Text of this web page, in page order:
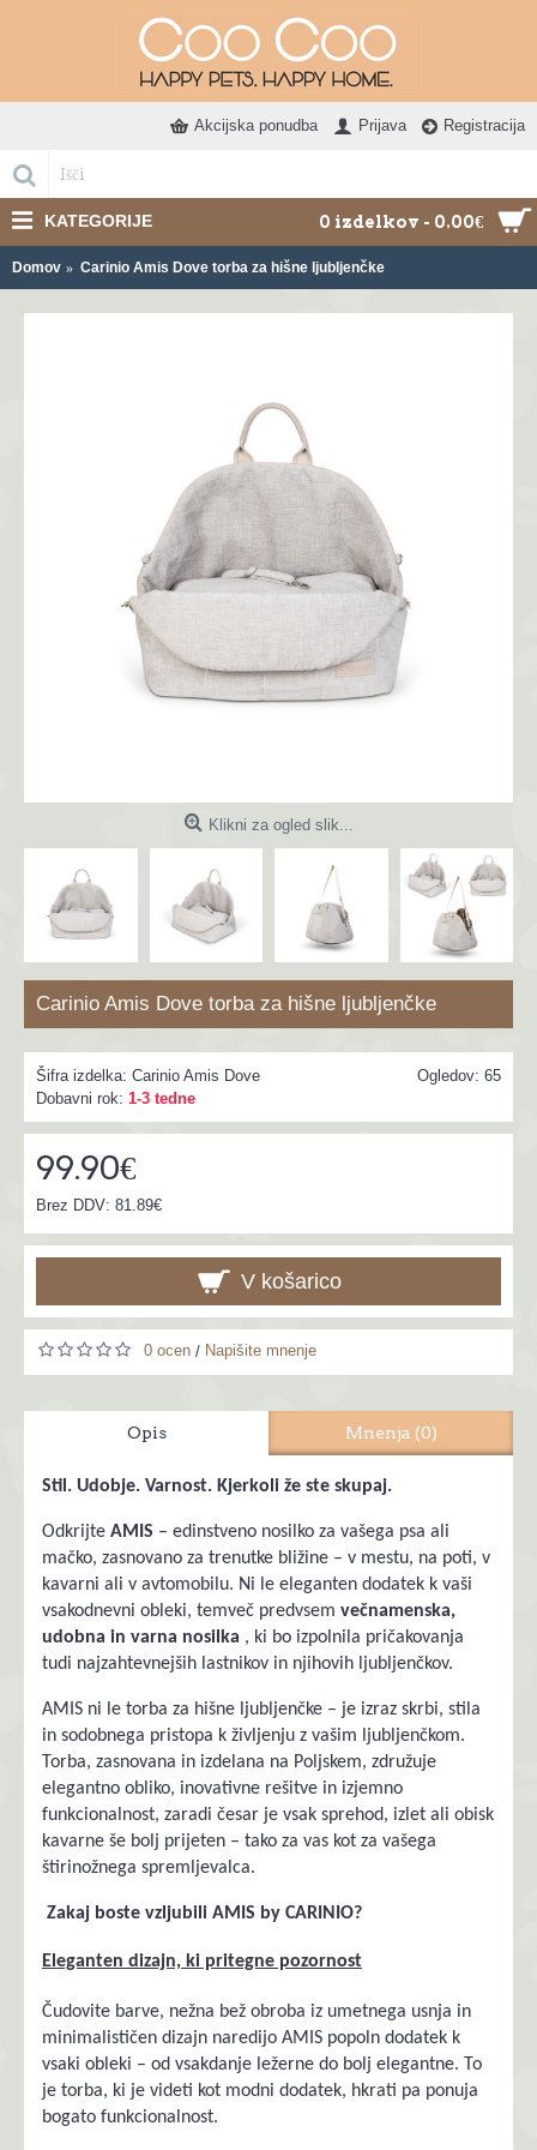
0 izdelkov - 0.00€
Akcijska ponudba Prijava Registracija
KATEGORIJE
Domov Carinio Amis Dove torba za hišne ljubljenčke
Klikni za ogled slik...
Carinio Amis Dove torba za hišne ljubljenčke
Ogledov: 65
Šifra izdelka: Carinio Amis Dove
Dobavni rok: 1-3 tedne
99.90€
Brez DDV: 81.89€
V košarico
0 ocen / Napišite mnenje
Opis Mnenja (0)
Stil. Udobje. Varnost. Kjerkoli že ste skupaj.
Odkrijte AMIS – edinstveno nosilko za vašega psa ali
mačko, zasnovano za trenutke bližine – v mestu, na poti, v
kavarni ali v avtomobilu. Ni le eleganten dodatek k vaši
vsakodnevni obleki, temveč predvsem večnamenska,
udobna in varna nosilka , ki bo izpolnila pričakovanja
tudi najzahtevnejših lastnikov in njihovih ljubljenčkov.
AMIS ni le torba za hišne ljubljenčke – je izraz skrbi, stila
in sodobnega pristopa k življenju z vašim ljubljenčkom.
Torba, zasnovana in izdelana na Poljskem, združuje
elegantno obliko, inovativne rešitve in izjemno
funkcionalnost, zaradi česar je vsak sprehod, izlet ali obisk
kavarne še bolj prijeten – tako za vas kot za vašega
štirinožnega spremljevalca.
Zakaj boste vzljubili AMIS by CARINIO?
Eleganten dizajn, ki pritegne pozornost
Čudovite barve, nežna bež obroba iz umetnega usnja in
minimalističen dizajn naredijo AMIS popoln dodatek k
vsaki obleki – od vsakdanje ležerne do bolj elegantne. To
je torba, ki je videti kot modni dodatek, hkrati pa ponuja
bogato funkcionalnost.